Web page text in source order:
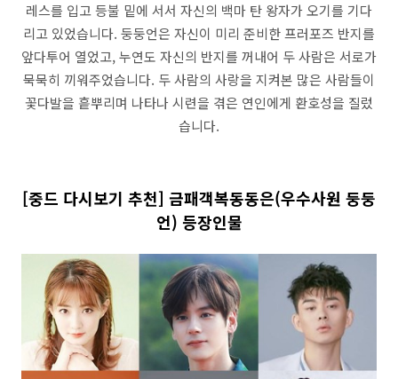
레스를 입고 등불 밑에 서서 자신의 백마 탄 왕자가 오기를 기다
리고 있었습니다. 둥둥언은 자신이 미리 준비한 프러포즈 반지를
앞다투어 열었고, 누연도 자신의 반지를 꺼내어 두 사람은 서로가
묵묵히 끼워주었습니다. 두 사람의 사랑을 지켜본 많은 사람들이
꽃다발을 흩뿌리며 나타나 시련을 겪은 연인에게 환호성을 질렀
습니다.
[중드 다시보기 추천] 금패객복동동은(우수사원 둥둥
언) 등장인물